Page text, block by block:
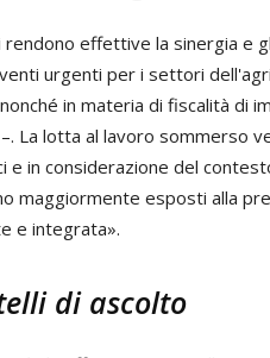
effettive la sinergia e
urgenti per i settori
in materia di fiscalità di
–. La lotta al lavoro sommerso
e in considerazione del
maggiormente esposti alla
e integrata».
di ascolto